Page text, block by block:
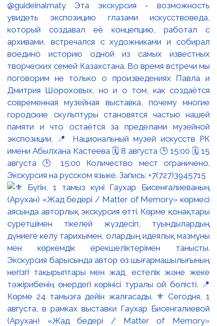
@guideinalmaty Эта экскурсия - возможность
увидеть экспозицию глазами искусствоведа,
который создавал её концепцию, работал с
архивами, встречался с художниками и собирал
воедино историю одной из самых известных
творческих семей Казахстана. Во время встречи мы
поговорим не только о произведениях Павла и
Дмитрия Шороховых, но и о том, как создаётся
современная музейная выставка, почему многие
городские скульптуры становятся частью нашей
памяти и что остаётся за пределами музейной
экспозиции. 📍 Национальный музей искусств РК
имени Абылхана Кастеева 🗓 8 августа 🕒 15:00 🗓 15
августа 🕒 15:00 Количество мест ограничено.
Экскурсия на русском языке. Запись: +7(727)3945715